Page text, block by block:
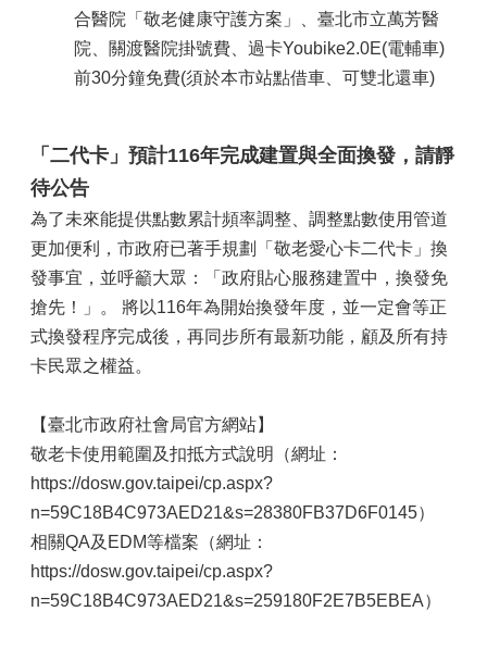
合醫院「敬老健康守護方案」、臺北市立萬芳醫
院、關渡醫院掛號費、過卡Youbike2.0E(電輔車)
前30分鐘免費(須於本市站點借車、可雙北還車)
「二代卡」預計116年完成建置與全面換發，請靜
待公告
為了未來能提供點數累計頻率調整、調整點數使用管道
更加便利，市政府已著手規劃「敬老愛心卡二代卡」換
發事宜，並呼籲大眾：「政府貼心服務建置中，換發免
搶先！」。 將以116年為開始換發年度，並一定會等正
式換發程序完成後，再同步所有最新功能，顧及所有持
卡民眾之權益。
【臺北市政府社會局官方網站】
敬老卡使用範圍及扣抵方式說明（網址：
https://dosw.gov.taipei/cp.aspx?
n=59C18B4C973AED21&s=28380FB37D6F0145）
相關QA及EDM等檔案（網址：
https://dosw.gov.taipei/cp.aspx?
n=59C18B4C973AED21&s=259180F2E7B5EBEA）